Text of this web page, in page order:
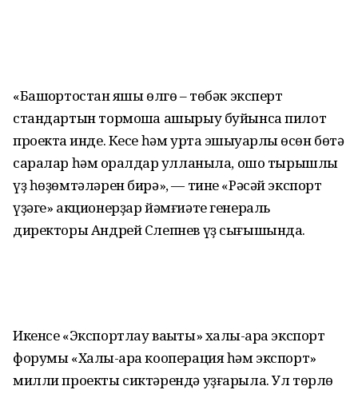
«Башҡортостан яҡшы өлгө – төбәк эксперт
стандартын тормошҡа ашырыу буйынса пилот
проектҡа инде. Кесе һәм урта эшҡыуарлыҡ өсөн бөтә
саралар һәм ҡоралдар ҡулланыла, ошо тырышлыҡ
үҙ һөҙөмтәләрен бирә», — тине «Рәсәй экспорт
үҙәге» акционерҙар йәмғиәте генераль
директоры Андрей Слепнев үҙ сығышында.
Икенсе «Экспортлау ваҡыты» халыҡ-ара экспорт
форумы «Халыҡ-ара кооперация һәм экспорт»
милли проекты сиктәрендә уҙғарыла. Ул төрлө